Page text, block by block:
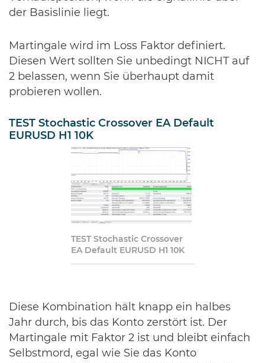
der Basislinie liegt.
Martingale wird im Loss Faktor definiert.
Diesen Wert sollten Sie unbedingt NICHT auf
2 belassen, wenn Sie überhaupt damit
probieren wollen.
TEST Stochastic Crossover EA Default
EURUSD H1 10K
TEST Stochastic Crossover
EA Default EURUSD H1 10K
Diese Kombination hält knapp ein halbes
Jahr durch, bis das Konto zerstört ist. Der
Martingale mit Faktor 2 ist und bleibt einfach
Selbstmord, egal wie Sie das Konto